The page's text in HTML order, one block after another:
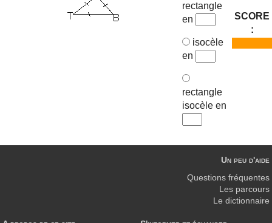
rectangle
en
isocèle
en
rectangle
isocèle en
SCORE
:
Un peu d'aide
Questions fréquentes
Les parcours
Le dictionnaire